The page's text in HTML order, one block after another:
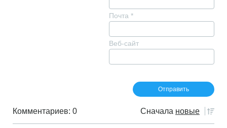
Почта *
Веб-сайт
Комментариев: 0 Сначала новые